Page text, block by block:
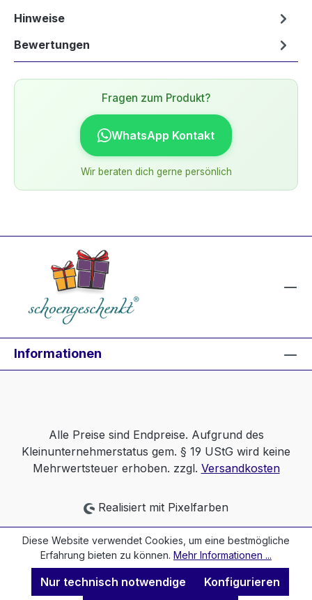
Hinweise
Bewertungen
Fragen zum Produkt?
WhatsApp Kontakt
Wir beraten dich gerne persönlich
Informationen
Alle Preise sind Endpreise. Aufgrund des
Kleinunternehmerstatus gem. § 19 UStG wird keine
Mehrwertsteuer erhoben. zzgl. Versandkosten
Realisiert mit Pixelfarben
Diese Website verwendet Cookies, um eine bestmögliche
Erfahrung bieten zu können. Mehr Informationen ...
Nur technisch notwendige Konfigurieren